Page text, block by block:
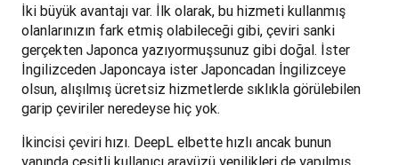
İki büyük avantajı var. İlk olarak, bu hizmeti kullanmış
olanlarınızın fark etmiş olabileceği gibi, çeviri sanki
gerçekten Japonca yazıyormuşsunuz gibi doğal. İster
İngilizceden Japoncaya ister Japoncadan İngilizceye
olsun, alışılmış ücretsiz hizmetlerde sıklıkla görülebilen
garip çeviriler neredeyse hiç yok.
İkincisi çeviri hızı. DeepL elbette hızlı ancak bunun
yanında çeşitli kullanıcı arayüzü yenilikleri de yapılmış.